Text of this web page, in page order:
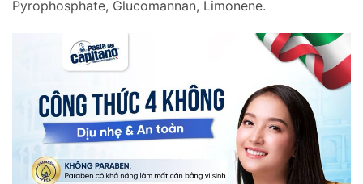
Pyrophosphate, Glucomannan, Limonene.